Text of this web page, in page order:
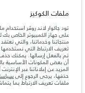
السعودية, محمد يوسف ناغي
العناصر المثبتة بعد نقطة
والحد الأقصى لأحمال المحور عند
والحمولة.
المعلومات والمواصفات
آخر، كما أنّها قد تتغير بدون
والتحقق من الأسعار.
ملفات الكوكيز
تود جاكوار لاند روڤر استخدام
على جهاز الكمبيوتر الخاص بك
منتجاتنا وخدماتنا، والتي
تعريف الارتباط التي
تم بالفعل إرسالها. يمكنك
أن بعض المكونات الأساسية
المزيد عن إعلاناتنا عبر
حذفها، يرجى الرجوع إلى
ملفات تعريف الارتباط بما